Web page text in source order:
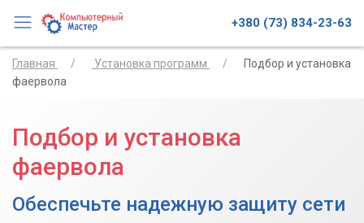
+380 (73) 834-23-63
Главная Установка программ
Подбор и установка
фаервола
Подбор и установка
фаервола
Обеспечьте надежную защиту сети